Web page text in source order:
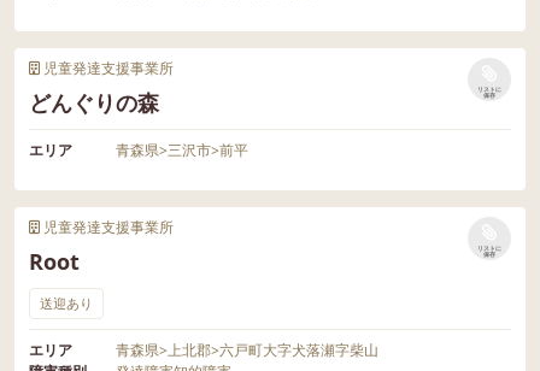
児童発達支援事業所
どんぐりの森
リストに
保存
エリア 青森県>三沢市>前平
児童発達支援事業所
Root
リストに
保存
送迎あり
エリア 青森県>上北郡>六戸町大字犬落瀬字柴山